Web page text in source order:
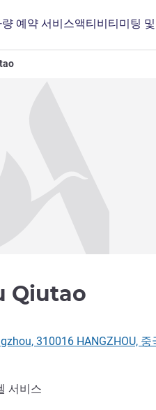
량 예약 서비스액티비티미팅
Qiutao
310016 HANGZHOU, 중
서비스